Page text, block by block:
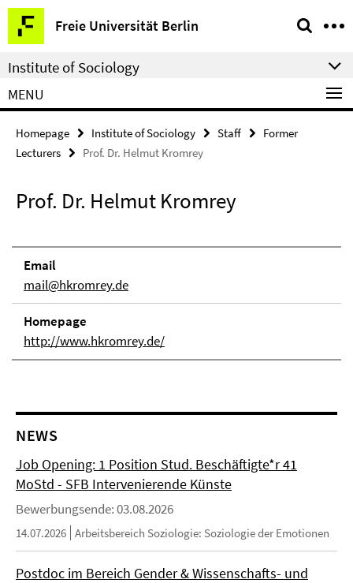
Springe
direkt
zu
Inhalt
Freie Universität Berlin
Service
Navigation
Institute of Sociology
MENU
Homepage Institute of Sociology Staff
Former
Lecturers
Prof. Dr. Helmut Kromrey
Prof. Dr. Helmut Kromrey
Email
mail@hkromrey.de
Homepage
http://www.hkromrey.de/
NEWS
Job Opening: 1 Position Stud. Beschäftigte*r 41
MoStd - SFB Intervenierende Künste
Bewerbungsende: 03.08.2026
14.07.2026 Arbeitsbereich Soziologie: Soziologie der Emotionen
Postdoc im Bereich Gender & Wissenschafts- und